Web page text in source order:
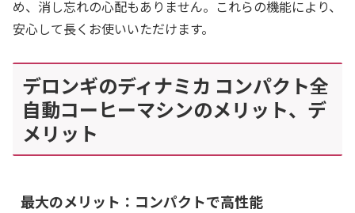
め、消し忘れの心配もありません。これらの機能により、
安心して長くお使いいただけます。
デロンギのディナミカ コンパクト全
自動コーヒーマシンのメリット、デ
メリット
最大のメリット：コンパクトで高性能